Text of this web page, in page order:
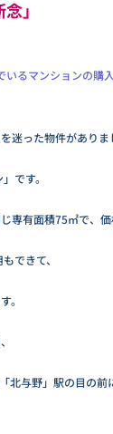
」
るマンションの購
迷った物件がありま
です。
専有面積75㎡で、価
できて、
。
北与野」駅の目の